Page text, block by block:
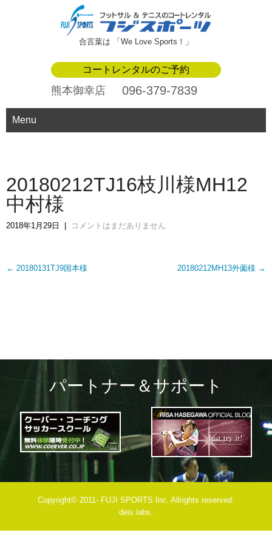
合言葉は 「We Love Sports！」
コートレンタルのご予約
熊本御幸店 096-379-7839
Menu
20180212TJ16枝川様MH12
中村様
2018年1月29日 コメントはまだありません
Post
← 20180131TJ9国本様 20180212MH13外薗様 →
パートナー＆サポート
Copyright© 2011- FUJI SPORTS Inc. Allrights reserved.
deis labs.